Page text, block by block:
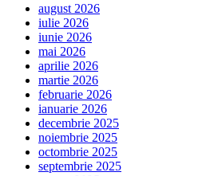
august 2026
iulie 2026
iunie 2026
mai 2026
aprilie 2026
martie 2026
februarie 2026
ianuarie 2026
decembrie 2025
noiembrie 2025
octombrie 2025
septembrie 2025